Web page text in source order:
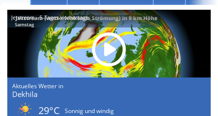
Jetstream - 5-Tages-Vorhersage
Aktuelles Wetter in
Dekhila
29°C
Sonnig und windig